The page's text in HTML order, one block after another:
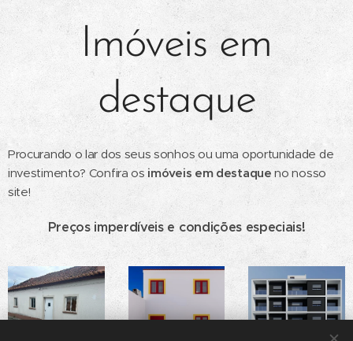
Imóveis em
destaque
Procurando o lar dos seus sonhos ou uma oportunidade de
investimento? Confira os imóveis em destaque no nosso
site!
Preços imperdíveis e condições especiais!